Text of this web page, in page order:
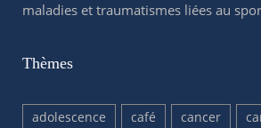
maladies et traumatismes liées au
Thèmes
adolescence café cancer